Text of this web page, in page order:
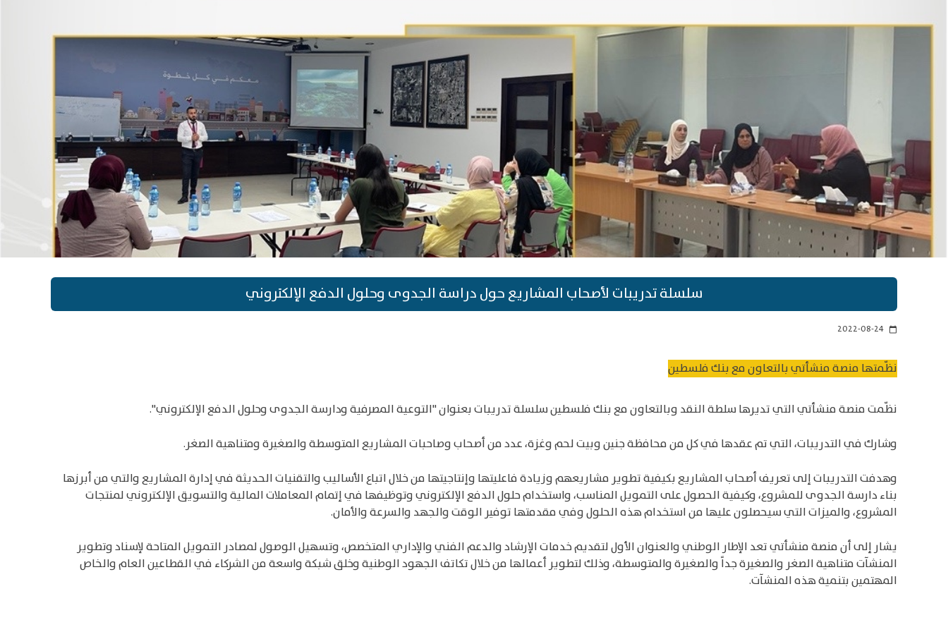
سلسلة تدريبات لأصحاب المشاريع حول دراسة الجدوى وحلول الدفع الإلكتروني
calendar_today
2022-08-24
نظّمتها منصة منشأتي بالتعاون مع بنك فلسطين
نظّمت منصة منشأتي التي تديرها سلطة النقد وبالتعاون مع بنك فلسطين سلسلة تدريبات بعنوان "التوعية المصرفية ودارسة الجدوى وحلول الدفع الإلكتروني".
وشارك في التدريبات، التي تم عقدها في كل من محافظة جنين وبيت لحم وغزة، عدد من أصحاب وصاحبات المشاريع المتوسطة والصغيرة ومتناهية الصغر.
وهدفت التدريبات إلى تعريف أصحاب المشاريع بكيفية تطوير مشاريعهم وزيادة فاعليتها وإنتاجيتها من خلال اتباع الأساليب والتقنيات الحديثة في إدارة المشاريع والتي من أبرزها
بناء دارسة الجدوى للمشروع، وكيفية الحصول على التمويل المناسب، واستخدام حلول الدفع الإلكتروني وتوظيفها في إتمام المعاملات المالية والتسويق الإلكتروني لمنتجات
المشروع، والميزات التي سيحصلون عليها من استخدام هذه الحلول وفي مقدمتها توفير الوقت والجهد والسرعة والأمان.
يشار إلى أن منصة منشأتي تعد الإطار الوطني والعنوان الأول لتقديم خدمات الإرشاد والدعم الفني والإداري المتخصص، وتسهيل الوصول لمصادر التمويل المتاحة لإسناد وتطوير
المنشآت متناهية الصغر والصغيرة جداً والصغيرة والمتوسطة، وذلك لتطوير أعمالها من خلال تكاتف الجهود الوطنية وخلق شبكة واسعة من الشركاء في القطاعين العام والخاص
المهتمين بتنمية هذه المنشآت.